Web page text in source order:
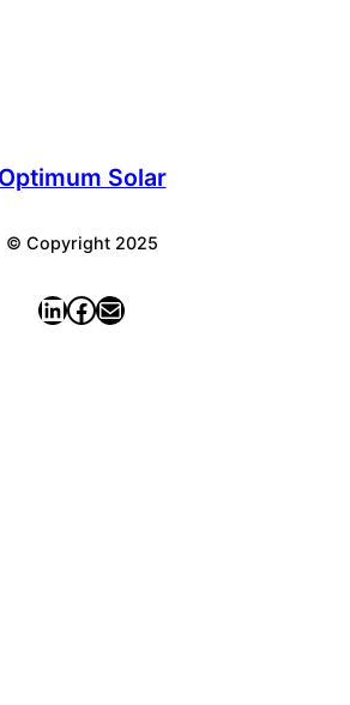
Optimum Solar
© Copyright 2025
LinkedIn
Facebook
E-mail